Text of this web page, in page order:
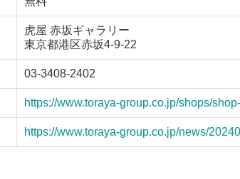
虎屋 赤坂ギャラリー
東京都港区赤坂4-9-22
03-3408-2402
https://www.toraya-group.co.jp/shops/
https://www.toraya-group.co.jp/news/